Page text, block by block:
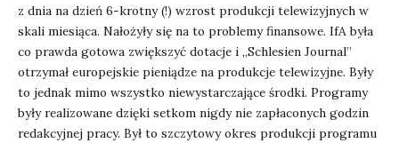
z dnia na dzień 6-krotny (!) wzrost produkcji telewizyjnych w
skali miesiąca. Nałożyły się na to problemy finansowe. IfA była
co prawda gotowa zwiększyć dotacje i „Schlesien Journal”
otrzymał europejskie pieniądze na produkcje telewizyjne. Były
to jednak mimo wszystko niewystarczające środki. Programy
były realizowane dzięki setkom nigdy nie zapłaconych godzin
redakcyjnej pracy. Był to szczytowy okres produkcji programu